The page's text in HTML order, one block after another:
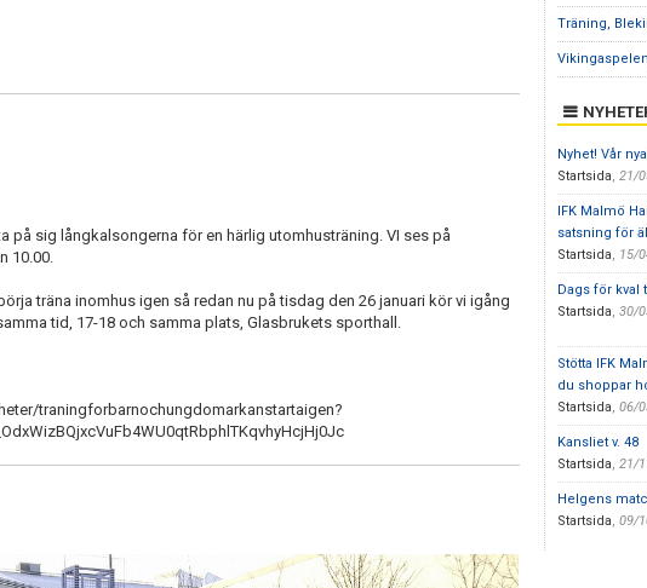
på sig långkalsongerna för en härlig utomhusträning. VI ses på
10.00.
träna inomhus igen så redan nu på tisdag den 26 januari kör vi igång
tid, 17-18 och samma plats, Glasbrukets sporthall.
traningforbarnochungdomarkanstartaigen?
Träning,
Nyhet! Vår
Startsida, 21/
IFK Malmö
satsning för
Startsida, 15/
Dags för kval
Startsida, 30/
Stötta IFK
du shoppar
Startsida, 06/
Kansliet v. 48
Startsida, 21/
Helgens
Startsida, 09/